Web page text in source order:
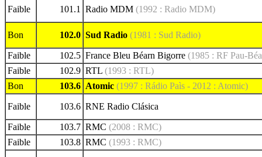
Faible 101.1 Radio MDM (1992 : Radio MDM)
Bon 102.0 Sud Radio (1981 : Sud Radio)
Faible 102.5 France Bleu Béarn Bigorre (1985 : RF Pau-
Faible
102.9 RTL (1993 : RTL)
Bon
103.6 Atomic (1997 : Rádio Paìs - 2012 : Atomic)
Faible 103.6 RNE Radio Clásica
Faible 103.7 RMC (2008 : RMC)
Faible
103.8 RMC (1993 : RMC)